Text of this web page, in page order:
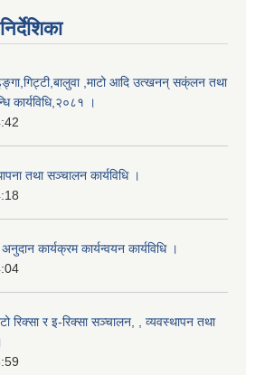
,माटो आदि उत्खनन् सक्ंलन तथा
कार्यविधि,२०८१ ।
तथा सञ्चालन कार्यविधि ।
कार्यक्रम कार्यन्वयन कार्यविधि ।
रिक्सा र इ-रिक्सा सञ्चालन, , व्यवस्थापन तथा